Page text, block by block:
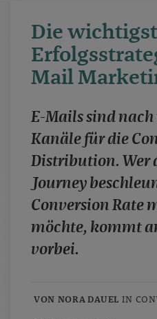
ux und conversions
about us
case studies
whitepaper
branchen
Die
Mail
E-Mails sind
Kanäle für die
Distribution. Wer
Journey
Conversion Rate
möchte, kommt
vorbei.
VON NORA DAUEL IN